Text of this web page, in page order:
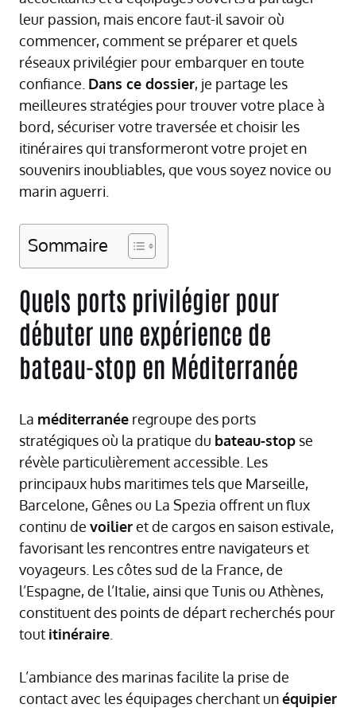
leur passion, mais encore faut-il savoir où
commencer, comment se préparer et quels
réseaux privilégier pour embarquer en toute
confiance. Dans ce dossier, je partage les
meilleures stratégies pour trouver votre place à
bord, sécuriser votre traversée et choisir les
itinéraires qui transformeront votre projet en
souvenirs inoubliables, que vous soyez novice ou
marin aguerri.
Sommaire
Quels ports privilégier pour
débuter une expérience de
bateau-stop en Méditerranée
La méditerranée regroupe des ports
stratégiques où la pratique du bateau-stop se
révèle particulièrement accessible. Les
principaux hubs maritimes tels que Marseille,
Barcelone, Gênes ou La Spezia offrent un flux
continu de voilieret de cargos en saison estivale,
favorisant les rencontres entre navigateurs et
voyageurs. Les côtes sud de la France, de
l’Espagne, de l’Italie, ainsi que Tunis ou Athènes,
constituent des points de départ recherchés pour
tout itinéraire
L’ambiance des marinas facilite la prise de
contact avec les équipages cherchant unéquipier